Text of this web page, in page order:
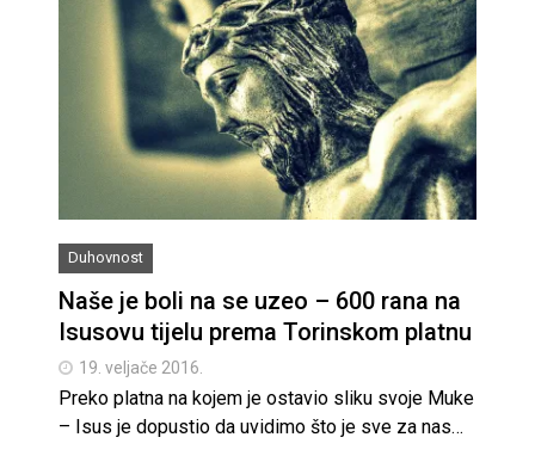
Duhovnost
Naše je boli na se uzeo – 600 rana na
Isusovu tijelu prema Torinskom platnu
19. veljače 2016.
Preko platna na kojem je ostavio sliku svoje Muke
– Isus je dopustio da uvidimo što je sve za nas…